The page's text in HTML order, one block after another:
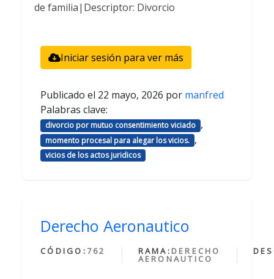
de familia|Descriptor: Divorcio
Iniciar sesión para ver más
Publicado el 22 mayo, 2026 por manfred
Palabras clave:
divorcio por mutuo consentimiento viciado ,
momento procesal para alegar los vicios. ,
vicios de los actos juridicos
Derecho Aeronautico
CÓDIGO: 762 RAMA: DERECHO
AERONAUTICO